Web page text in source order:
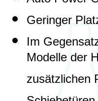
Geringer
Im
Modelle der
zusätzlichen